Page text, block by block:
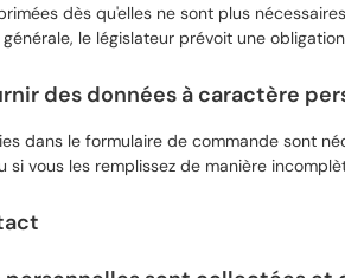
dès qu'elles ne sont plus
générale, le législateur prévoit une
des données à caractère
dans le formulaire de commande sont
si vous les remplissez de manière